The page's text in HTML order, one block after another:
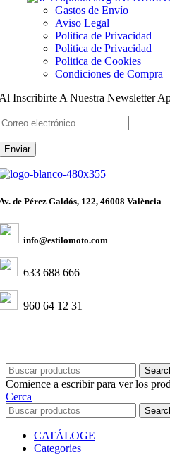
Gastos de Envío
Aviso Legal
Politica de Privacidad
Politica de Privacidad
Politica de Cookies
Condiciones de Compra
Inscribirte A Nuestra Newsletter
de Pérez Galdós, 122, 46008 València
info@estilomoto.com
633 688 666
960 64 12 31
Comience a escribir para ver los
Cerca
CATÁLOGE
Categories